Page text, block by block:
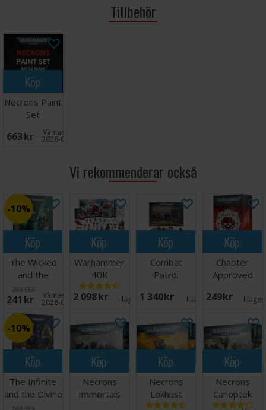
Denna uppsättning innehåller följande flerdelade
plastmodeller:
1x Overlord, beväpnad med en tachyonpil
1x Canoptek Doomstalker
3x Skorpekh Destroyers, tillsammans med 1x
Plasmacyte
10x Necron Warriors
3x Canoptek Scarab Swarms
Alla modeller levereras med matchande baser. Dessa
Tillbehör
Köp
Necrons Paint
Set
663 SEK Väntas in:
2026-09-30
Vi rekommenderar också
Köp
10%
The Wicked
and the
Warped
(Hardback)
268 SEK
241 SEK Väntas in:
2026-08-14
Köp
Warhammer
40K
Armageddon
2 098 SEK I lager:19
Köp
Combat
Patrol
1 340 SEK I lager:9
Köp
Chapter
Approved
2026-27
249 SEK I
Köp
10%
The Infinite
and the Divine
(Hardback)
Köp
Necrons
Immortals
Köp
Necrons
Lokhust
Heavy
Köp
Necrons
Canoptek
Wraiths